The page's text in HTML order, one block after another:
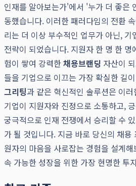
인재를 알아보는가'에서 '누가 더 좋은
동했습니다. 이러한 패러다임의 전환
리는 더 이상 부수적인 업무가 아닌, 기
전략이 되었습니다. 지원자 한 명 한 명
험이 쌓여 강력한채용브랜딩 자산이
들을 기업으로 이끄는 가장 확실한 길
그리팅과 같은 혁신적인 솔루션은 이
기업이 지원자와 진정으로 소통하고,
궁극적으로 인재 전쟁에서 승리할 수
가 될 것입니다. 지금 바로 당신의 채용
원자의 마음을 사로잡는 경험을 설계
속 가능한 성장을 위한 가장 현명한 투